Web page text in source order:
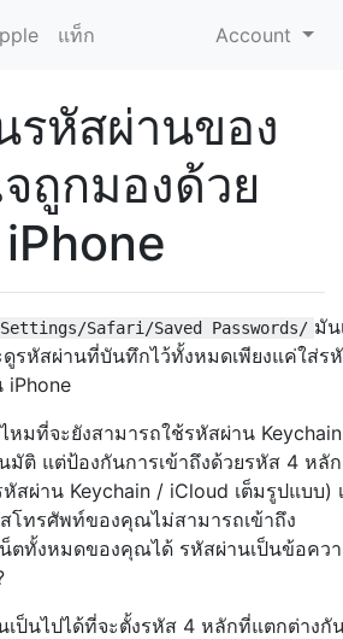
แท็ก Account
รหัสผ่านของ
ถูกมองด้วย
Settings/Safari/Saved Passwords/ มัน
ดูรหัสผ่านที่บันทึกไว้ทั้งหมดเพียงแค่ใส่ร
iPhone
ไหมที่จะยังสามารถใช้รหัสผ่าน
มัติ แต่ป้องกันการเข้าถึงด้วยรหัส 4 หลั
หัสผ่าน Keychain / iCloud เต็มรูปแบบ)
โทรศัพท์ของคุณไม่สามารถเข้าถึง
น็ตทั้งหมดของคุณได้ รหัสผ่านเป็นข้อคว
เป็นไปได้ที่จะตั้งรหัส 4 หลักที่แตกต่างกั